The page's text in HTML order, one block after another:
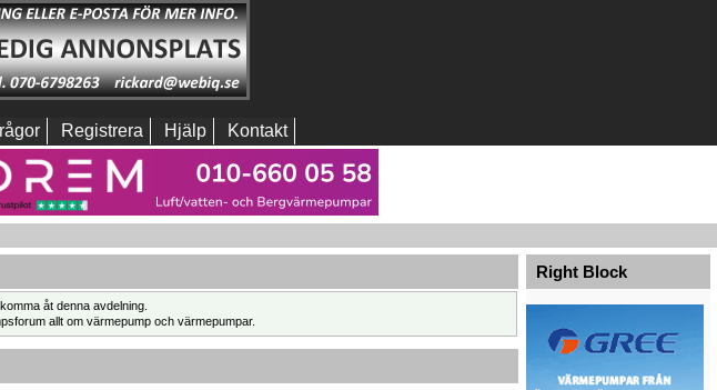
Registrera Hjälp Kontakt
åt denna avdelning.
allt om värmepump och värmepumpar.
Right Block